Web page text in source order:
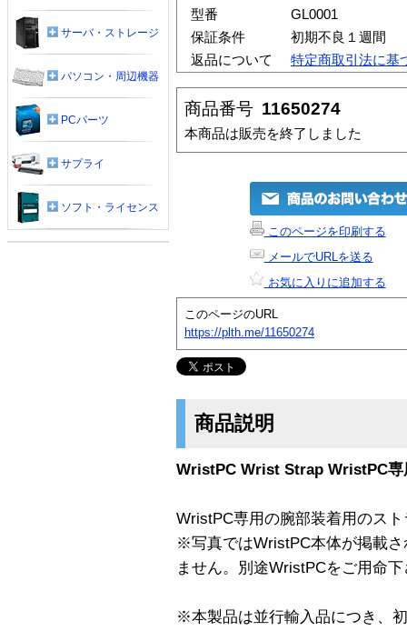
型番
GL0001
保証条件
初期不良１週間
返品について
特定商取引法に基
商品番号 11650274
本商品は販売を終了しました
このページを印刷する
メールでURLを送る
お気に入りに追加する
このページのURL
https://plth.me/11650274
商品説明
WristPC Wrist Strap WristPC専
WristPC専用の腕部装着用のス
※写真ではWristPC本体が掲載
ません。別途WristPCをご用命
※本製品は並行輸入品につき、
サーバ・ストレージ
パソコン・周辺機器
PCパーツ
サプライ
ソフト・ライセンス